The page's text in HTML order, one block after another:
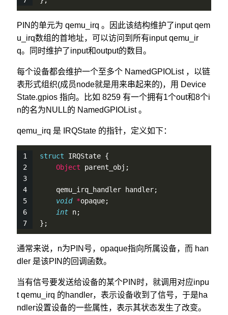
PIN的单元为 qemu_irq 。因此该结构维护了input qem
u_irq数组的首地址，可以访问到所有input qemu_ir
q。同时维护了input和output的数目。
每个设备都会维护一个至多个 NamedGPIOList ，以链
表形式组织(成员node就是用来串起来的)，用 Device
State.gpios 指向。比如 8259 有一个拥有1个out和8个i
n的名为NULL的 NamedGPIOList 。
qemu_irq 是 IRQState 的指针，定义如下：
struct IRQState {
Object parent_obj;
    qemu_irq_handler handler;
void *opaque;
int n;
};
通常来说，n为PIN号，opaque指向所属设备，而 han
dler 是该PIN的回调函数。
当有信号要发送给设备的某个PIN时，就调用对应inpu
t qemu_irq 的handler，表示设备收到了信号，于是ha
ndler设置设备的一些属性，表示其状态发生了改变。